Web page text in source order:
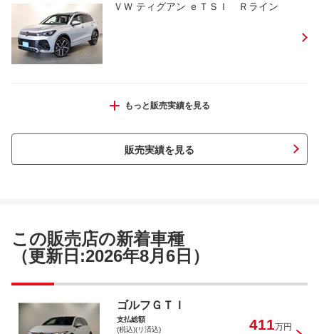
ＶＷ ティグアン ｅＴＳＩ Ｒライン
ＶＷ パサート ｅＴＳＩ エレガンス
ＶＷ ゴルフヴァリアント ＴＤＩ Ｒラ
イン
もっと販売実績を見る
販売実績を見る
この販売店の新着車種
（更新日:2026年8月6日）
ゴルフＧＴＩ
支払総額
(税込)(リ済込)
411万円